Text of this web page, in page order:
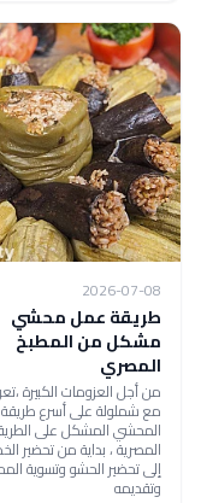
2026-07-08
طريقة عمل محشي
مشكل من المطبخ
المصري
من أجل العزومات الكبيرة
مع شملولة على أسرع طريقة
المحشي المشكل على
المصرية ، بداية من تحضير
إلى تحضير الحشو وتسوية
وتقديمه